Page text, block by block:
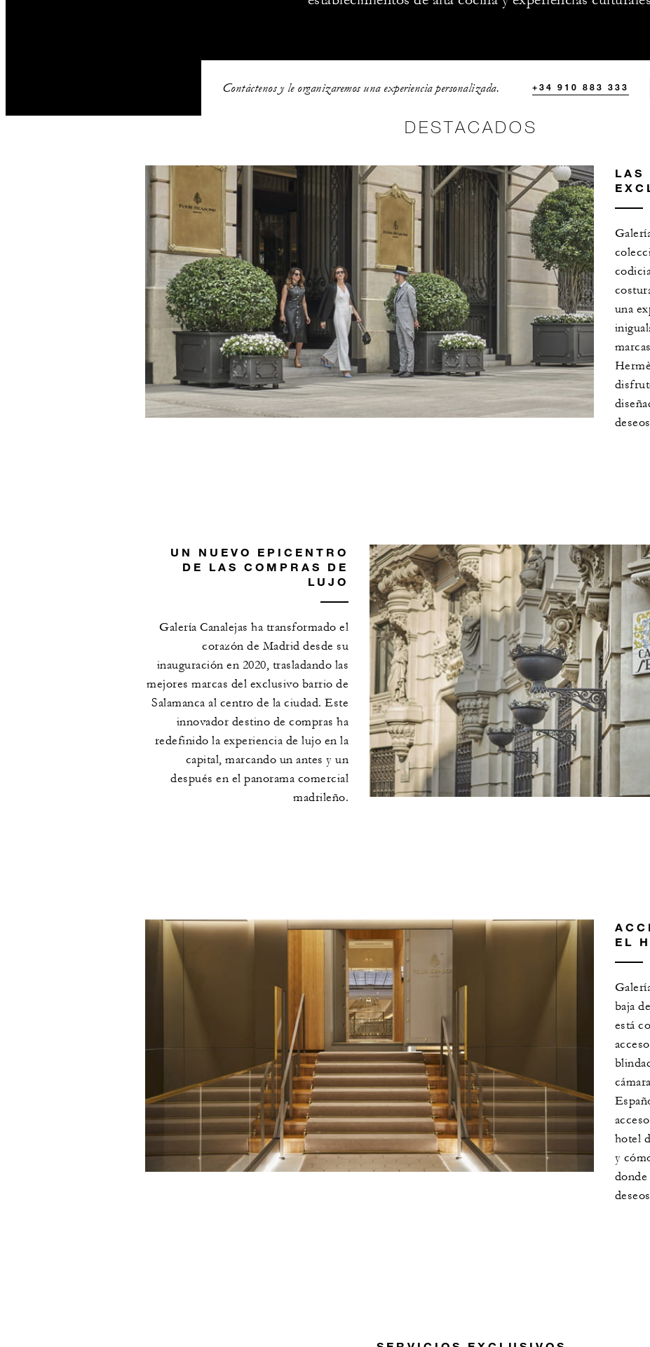
Contáctenos y le organizaremos una experiencia personalizada. +34 910 883 333
DESTACADOS
LAS
una
UN NUEVO EPICENTRO
DE LAS COMPRAS DE
LUJO
Galería Canalejas ha transformado el
corazón de Madrid desde su
inauguración en 2020, trasladando las
mejores marcas del exclusivo barrio de
Salamanca al centro de la ciudad. Este
innovador destino de compras ha
redefinido la experiencia de lujo en la
capital, marcando un antes y un
después en el panorama comercial
madrileño.
EL
baja
está
hotel
y
donde